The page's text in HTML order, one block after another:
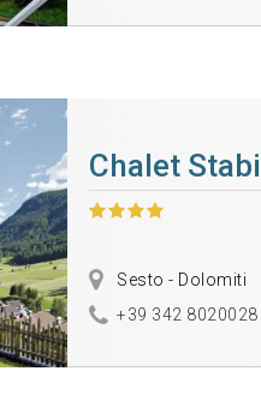
Chalet
Sesto - Dolomiti
+39 342 8020028